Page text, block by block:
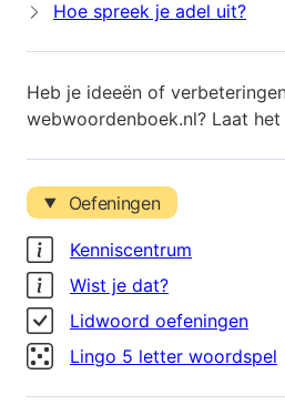
Hoe spreek je adel uit?
Heb je ideeën of
webwoordenboek.nl? Laat
Oefeningen
Kenniscentrum
Wist je dat?
Lidwoord oefeningen
Lingo 5 letter woordspel